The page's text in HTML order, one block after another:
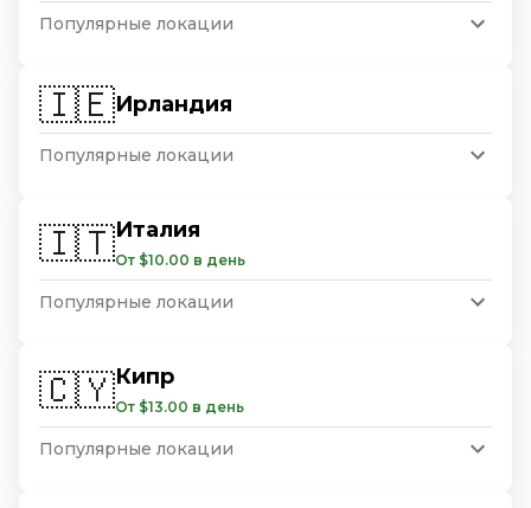
Популярные локации
🇮🇪Ирландия
Популярные локации
🇮🇹Италия
От $10.00 в день
Популярные локации
🇨🇾Кипр
От $13.00 в день
Популярные локации